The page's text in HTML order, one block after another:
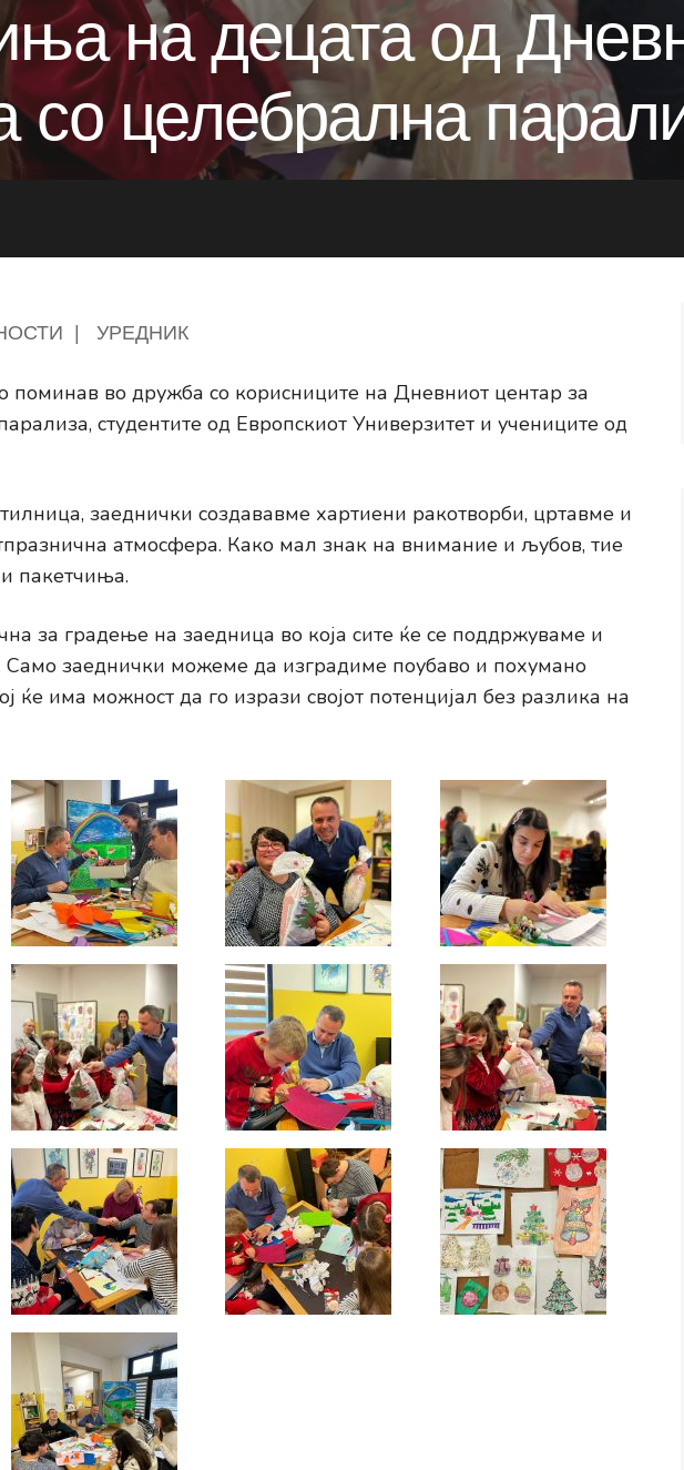
на децата од
со целебрална
УРЕДНИК
поминав во дружба со корисниците на Дневниот центар за
студентите од Европскиот Универзитет и учениците од
заеднички создававме хартиени ракотворби, цртавме и
атмосфера. Како мал знак на внимание и љубов, тие
пакетчиња.
за градење на заедница во која сите ќе се поддржуваме и
Само заеднички можеме да изградиме поубаво и похумано
ќе има можност да го изрази својот потенцијал без разлика на